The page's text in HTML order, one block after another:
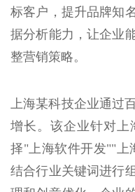
标客户，提升品牌知
据分析能力，让企业
整营销策略。
上海某科技企业通过
增长。该企业针对
择"上海软件开发""上
结合行业关键词进行